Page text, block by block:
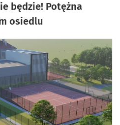
będzie! Potężna
osiedlu